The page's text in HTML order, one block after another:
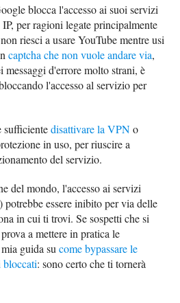
blocca l'accesso ai suoi servizi
per ragioni legate principalmente
riesci a usare YouTube mentre usi
captcha che non vuole andare via,
messaggi d'errore molto strani, è
l'accesso al servizio per
sufficientedisattivare la VPNo
in uso, per riuscire a
del servizio.
del mondo, l'accesso ai servizi
essere inibito per via delle
in cui ti trovi. Se sospetti che si
a mettere in pratica le
guida sucome bypassare le
bloccati: sono certo che ti tornerà